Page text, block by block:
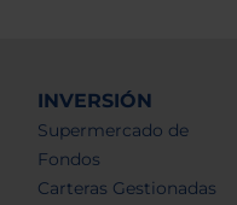
INVERSIÓN
Supermercado de
Fondos
Carteras Gestionadas